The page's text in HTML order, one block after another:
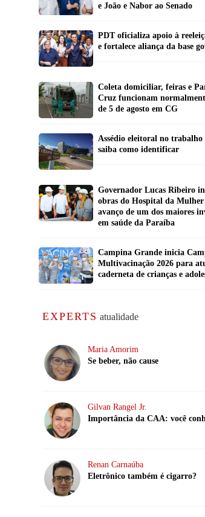
e João e Nabor ao Senado
PDT oficializa apoio à
e fortalece aliança da base
Coleta domiciliar, feiras e
Cruz funcionam
de 5 de agosto em CG
Assédio eleitoral no trabalho
saiba como identificar
Governador Lucas Ribeiro
obras do Hospital da Mulher
avanço de um dos maiores
em saúde da Paraíba
Campina Grande inicia
Multivacinação 2026 para
caderneta de crianças e
EXPERTS atualidade
Maria Amorim
Se beber, não cause
Gilvan Rangel Jr.
Importância da CAA: você
Renan Carnaúba
Eletrônico também é cigarro?